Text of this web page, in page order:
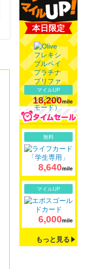
本日限定
マイルUP
18,200mile
無料
8,640mile
マイルUP
6,000mile
もっと見る